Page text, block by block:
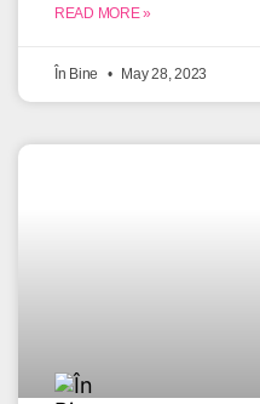
READ MORE »
În Bine May 28, 2023